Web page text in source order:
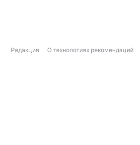
Редакция О технологиях рекомендаций